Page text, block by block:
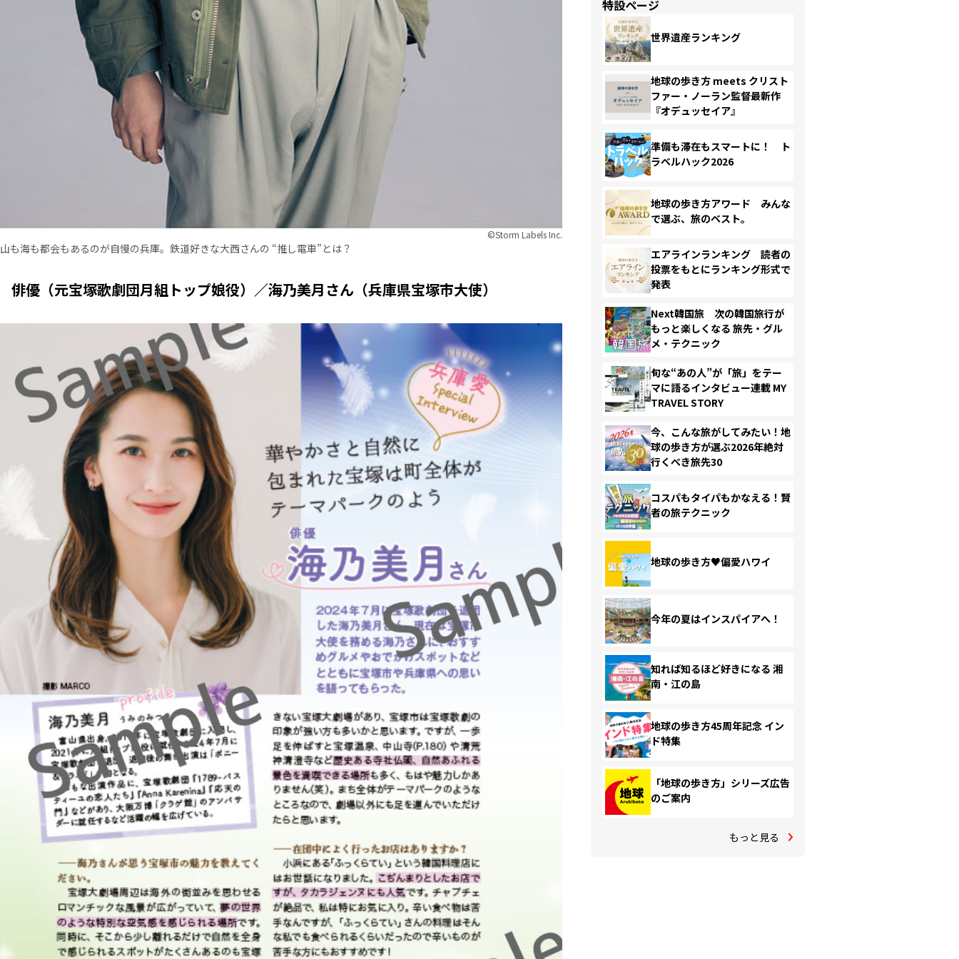
©︎Storm Labels Inc.
山も海も都会もあるのが自慢の兵庫。鉄道好きな大西さんの “推し電車”とは？
俳優（元宝塚歌劇団月組トップ娘役）／海乃美月さん（兵庫県宝塚市大使）
特設ページ
世界遺産ランキング
地球の歩き方 meets クリスト
ファー・ノーラン監督最新作
『オデュッセイア』
準備も滞在もスマートに！ ト
ラベルハック2026
地球の歩き方アワード みんな
で選ぶ、旅のベスト。
エアラインランキング 読者の
投票をもとにランキング形式で
発表
Next韓国旅 次の韓国旅行が
もっと楽しくなる 旅先・グル
メ・テクニック
旬な“あの人”が「旅」をテー
マに語るインタビュー連載 MY
TRAVEL STORY
今、こんな旅がしてみたい！地
球の歩き方が選ぶ2026年絶対
行くべき旅先30
コスパもタイパもかなえる！賢
者の旅テクニック
地球の歩き方♥偏愛ハワイ
今年の夏はインスパイアへ！
知れば知るほど好きになる 湘
南・江の島
地球の歩き方45周年記念 イン
ド特集
「地球の歩き方」シリーズ広告
のご案内
もっと見る